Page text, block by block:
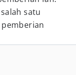
satu